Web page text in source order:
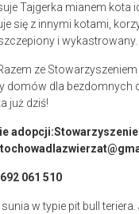
Tajgerka mianem kota
się z innymi kotami,
i wykastrowany.
już dziś!
061 510
w typie pit bull